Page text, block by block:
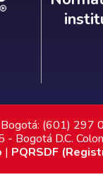
Bogotá: (601) 297
- Bogotá D.C.
| PQRSDF